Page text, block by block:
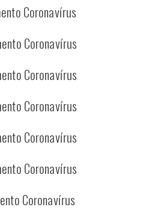
Coronavírus
Coronavírus
Coronavírus
Coronavírus
Coronavírus
Coronavírus
Coronavírus